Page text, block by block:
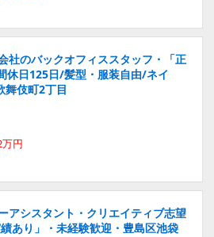
社のバックオフィススタッフ・「正
休日125日/髪型・服装自由/ネイ
舞伎町2丁目
円
アシスタント・クリエイティブ志望
あり」・未経験歓迎・豊島区池袋